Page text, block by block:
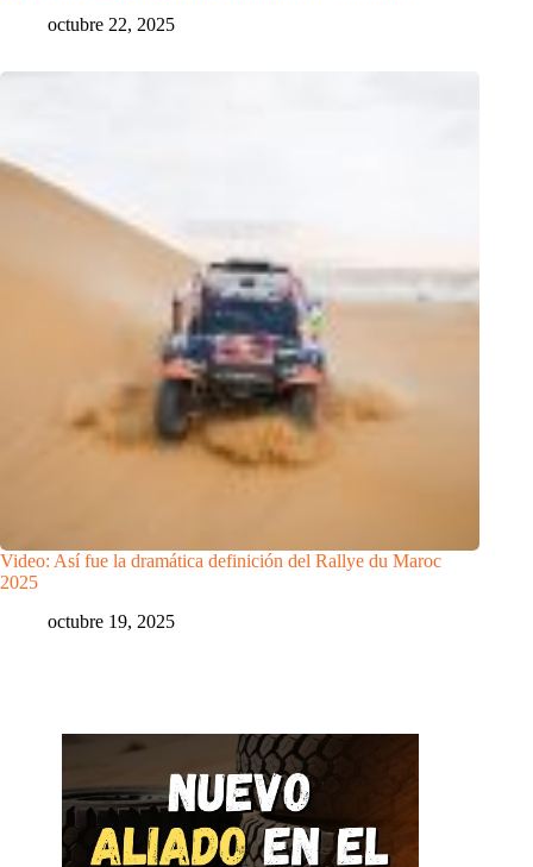
octubre 22, 2025
Video: Así fue la dramática definición del Rallye du Maroc
2025
octubre 19, 2025